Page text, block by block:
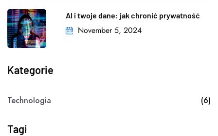
AI i twoje dane: jak chronić prywatność
November 5, 2024
Kategorie
Technologia (6)
Tagi